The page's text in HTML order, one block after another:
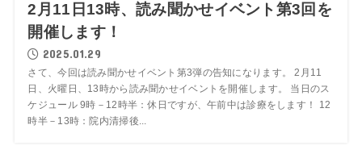
2月11日13時、読み聞かせイベント第3回を
開催します！
2025.01.29
さて、今回は読み聞かせイベント第3弾の告知になります。 2月11
日、火曜日、13時から読み聞かせイベントを開催します。 当日のス
ケジュール 9時－12時半：休日ですが、午前中は診療をします！ 12
時半－13時：院内清掃後...